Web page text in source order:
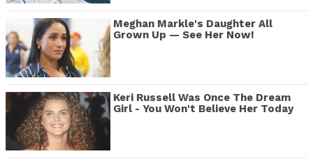
Meghan Markle's Daughter All
Grown Up — See Her Now!
Keri Russell Was Once The Dream
Girl - You Won't Believe Her Today